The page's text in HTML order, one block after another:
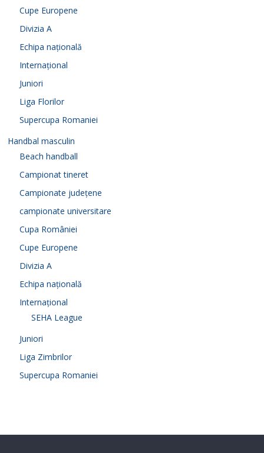
Cupe Europene
Divizia A
Echipa națională
Internațional
Juniori
Liga Florilor
Supercupa Romaniei
Handbal masculin
Beach handball
Campionat tineret
Campionate județene
campionate universitare
Cupa României
Cupe Europene
Divizia A
Echipa națională
Internațional
SEHA League
Juniori
Liga Zimbrilor
Supercupa Romaniei